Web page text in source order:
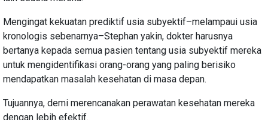
Mengingat kekuatan prediktif usia subyektif–melampaui usia
kronologis sebenarnya–Stephan yakin, dokter harusnya
bertanya kepada semua pasien tentang usia subyektif mereka
untuk mengidentifikasi orang-orang yang paling berisiko
mendapatkan masalah kesehatan di masa depan.
Tujuannya, demi merencanakan perawatan kesehatan mereka
dengan lebih efektif.